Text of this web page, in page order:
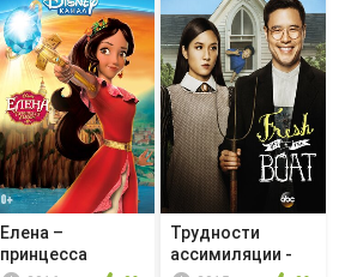
Елена –
принцесса
Трудности
ассимиляции -